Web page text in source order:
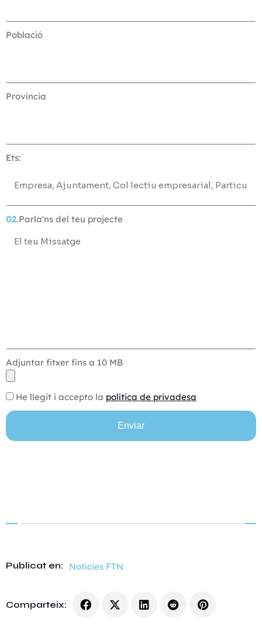
Població
Província
Ets:
02.Parla'ns del teu projecte
Adjuntar fitxer fins a 10 MB
He llegit i accepto la política de privadesa
Enviar
Publicat en: Notícies FTN
Comparteix: